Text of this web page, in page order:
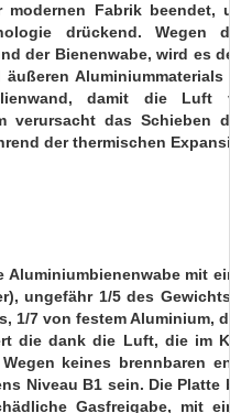
Fabrik beendet,
drückend. Wegen
der Bienenwabe, wird es
damit die Luft
verursacht das Schieben
der thermischen
Aluminiumbienenwabe mit
ungefähr 1/5 des
1/7 von festem Aluminium,
die dank die Luft, die im
keines brennbaren
Niveau B1 sein. Die
Gasfreigabe, mit